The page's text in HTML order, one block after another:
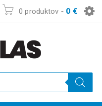
0 produktov - 0 €